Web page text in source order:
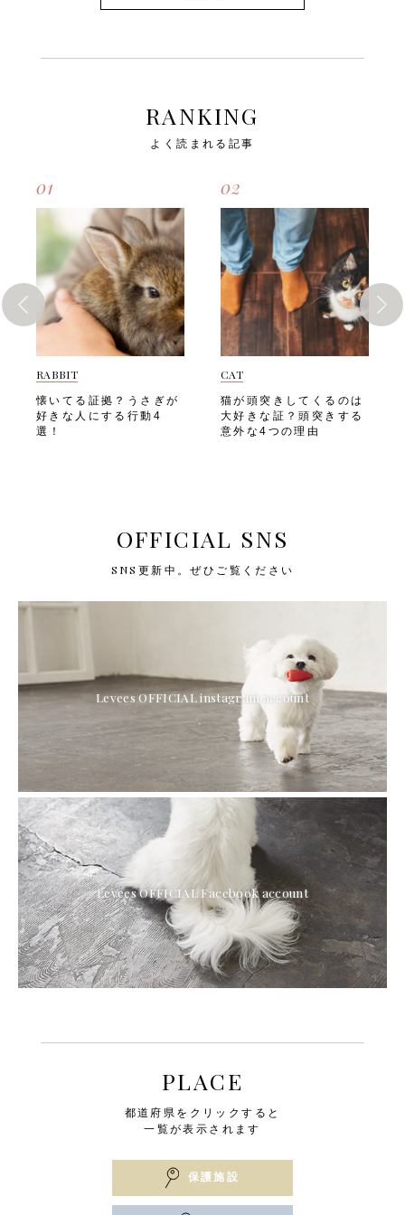
RANKING
よく読まれる記事
01
RABBIT
懐いてる証拠？うさぎが
好きな人にする行動4
選！
02
CAT
猫が頭突きしてくるのは
大好きな証？頭突きする
意外な4つの理由
OFFICIAL SNS
SNS更新中。ぜひご覧ください
Levees OFFICIAL instagram account
Levees OFFICIAL Facebook account
PLACE
都道府県をクリックすると
一覧が表示されます
保護施設